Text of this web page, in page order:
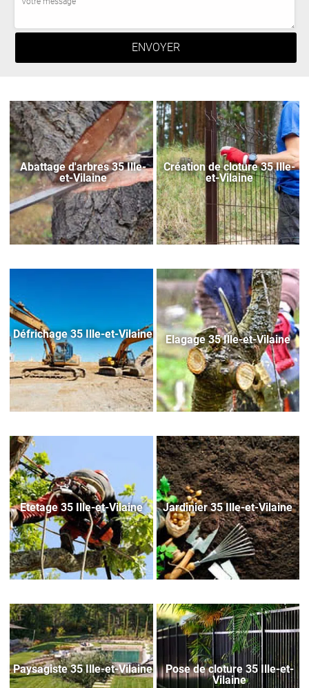
Abattage d'arbres 35 Ille-
et-Vilaine
Création de cloture 35 Ille-
et-Vilaine
Défrichage 35 Ille-et-Vilaine Elagage 35 Ille-et-Vilaine
Etetage 35 Ille-et-Vilaine Jardinier 35 Ille-et-Vilaine
Paysagiste 35 Ille-et-Vilaine
Pose de cloture 35 Ille-et-
Vilaine